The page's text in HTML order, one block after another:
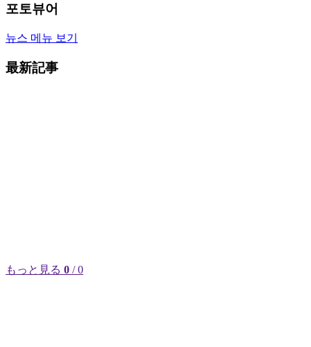
포토뷰어
뉴스 메뉴 보기
最新記事
もっと見る 0 / 0